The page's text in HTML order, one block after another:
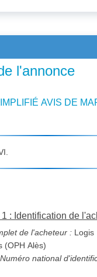
l'annonce
AVIS DE
IV. V. VI.
: Identification de
de l'acheteur : Logis
(OPH Alès)
national